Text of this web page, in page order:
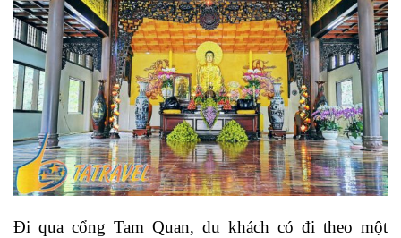
Đi qua cổng Tam Quan, du khách có đi theo một